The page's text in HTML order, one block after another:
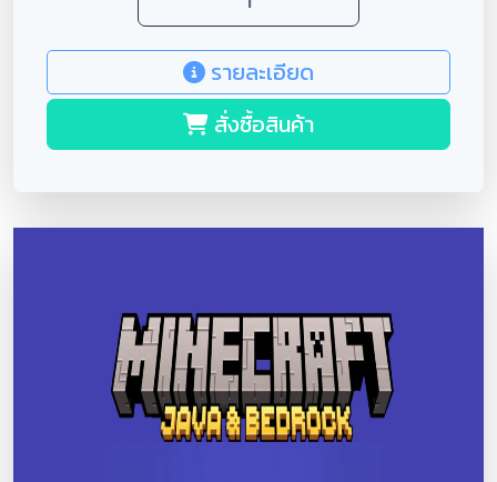
รายละเอียด
สั่งซื้อสินค้า